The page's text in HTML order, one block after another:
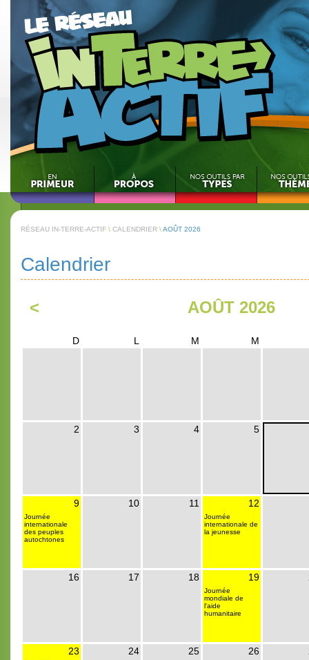
RÉSEAU IN-TERRE-ACTIF \ CALENDRIER \AOÛT 2026
Calendrier
< AOÛT 2026
D L M M
2 3 4 5
9
Journée
internationale
des peuples
autochtones
10 11 12
Journée
internationale de
la jeunesse
16 17 18 19
Journée
mondiale de
l'aide
humanitaire
23 24 25 26